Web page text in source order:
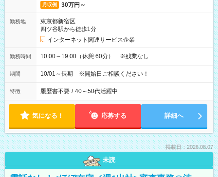
月収例 30万円～
勤務地
東京都新宿区
四ツ谷駅から徒歩1分
インターネット関連サービス企業
勤務時間 10:00～19:00（休憩:60分） ※残業なし
期間 10/01～長期 ※開始日ご相談ください！
特徴 履歴書不要 / 40～50代活躍中
気になる！ 応募する 詳細へ
掲載日：2026.08.07
未読